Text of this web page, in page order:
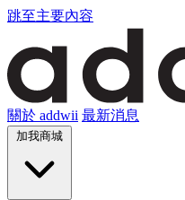
跳至主要內容
關於 addwii 最新消息
加我商城